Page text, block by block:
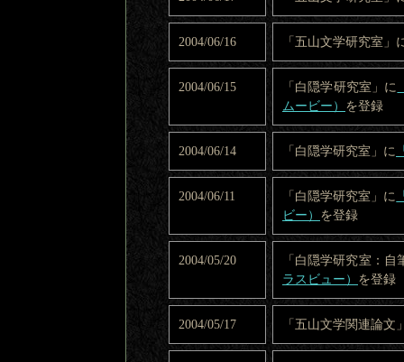
2004/06/16 「五山文学研究室」
2004/06/15 「白隠学研究室」に
ムービー） を登録
2004/06/14 「白隠学研究室」に
2004/06/11 「白隠学研究室」に
ビー） を登録
2004/05/20
「白隠学研究室：
ラスビュー） を登録
2004/05/17 「五山文学関連論文